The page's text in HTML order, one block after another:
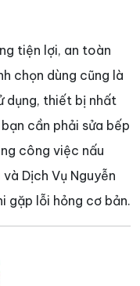
tiện lợi, an toàn
chọn dùng cũng là
dụng, thiết bị nhất
cần phải sửa bếp
công việc nấu
Dịch Vụ Nguyễn
gặp lỗi hỏng cơ bản.